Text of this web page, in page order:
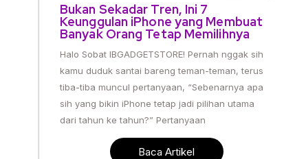
Bukan Sekadar Tren, Ini 7
Keunggulan iPhone yang Membuat
Banyak Orang Tetap Memilihnya
Halo Sobat IBGADGETSTORE! Pernah nggak sih
kamu duduk santai bareng teman-teman, terus
tiba-tiba muncul pertanyaan, “Sebenarnya apa
sih yang bikin iPhone tetap jadi pilihan utama
dari tahun ke tahun?” Pertanyaan
Baca Artikel